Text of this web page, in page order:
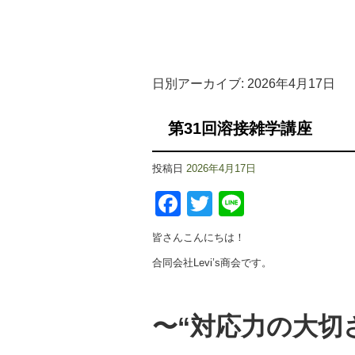
日別アーカイブ: 2026年4月17日
第31回溶接雑学講座
投稿日 2026年4月17日
Facebook
Twitter
皆さんこんにちは！
合同会社Levi’s商会です。
〜“対応力の大切